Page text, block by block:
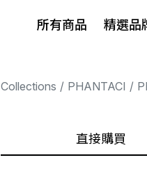
所有商品 精選品
Collections PHANTACI
直接購買